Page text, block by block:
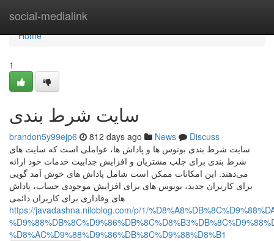
social-medialink
Home
Home
1
سایت شرط بندی
brandon5y99ejp6 812 days ago News
Discuss
سایت شرط بندی بونوس‌ ها و پاداش‌ ها، عواملی است که سایت‌ های
شرط بندی برای جلب مشتریان و افزایش جذابیت خدمات خود ارائه
می‌دهند. این امکانات ممکن است شامل پاداش‌ های خوش‌ آمد گویی
برای کاربران جدید، بونوس‌ های برای افزایش موجودی حساب، پاداش‌
های وفاداری برای کاربران دائمی
https://javadashna.niloblog.com/p/1/
%D8%AC%D9%88%D9%86%DB%8C%D9%88%D8%B1